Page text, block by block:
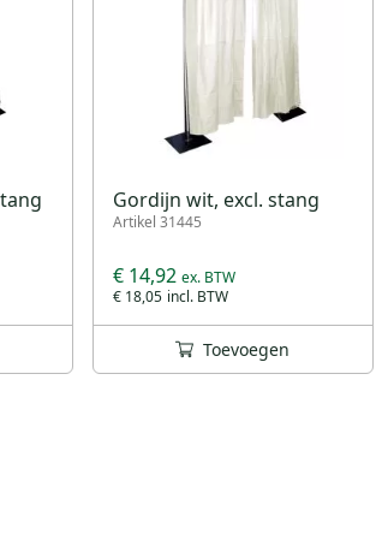
Gordijn wit, excl. stang
Artikel 31445
€ 18,05
€ 14,92
Toevoegen